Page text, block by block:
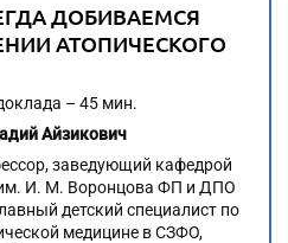
ДОБИВАЕМСЯ
АТОПИЧЕСКОГО
– 45 мин.
Айзикович
заведующий кафедрой
И. М. Воронцова ФП и ДПО
детский специалист по
медицине в СЗФО,